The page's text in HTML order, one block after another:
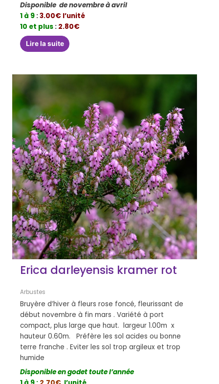
Disponible de novembre à avril
1 à 9 :3.00€ l’unité
10 et plus : 2.80€
Lire la suite
Erica darleyensis kramer rot
Arbustes
Bruyère d’hiver à fleurs rose foncé, fleurissant de
début novembre à fin mars . Variété à port
compact, plus large que haut. largeur 1.00m x
hauteur 0.60m. Préfère les sol acides ou bonne
terre franche . Eviter les sol trop argileux et trop
humide
Disponible en godet toute l’année